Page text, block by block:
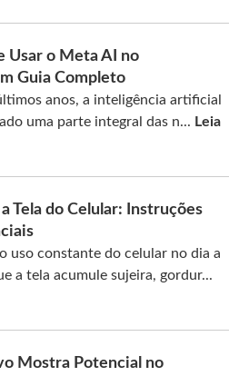
Usar o Meta AI no
Guia Completo
anos, a inteligência artificial
uma parte integral das n... Leia
Tela do Celular: Instruções
uso constante do celular no dia a
a tela acumule sujeira, gordur...
Mostra Potencial no